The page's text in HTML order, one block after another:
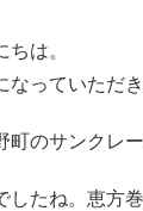
ちは。
なっていただ
町のサンクレ
したね。恵方